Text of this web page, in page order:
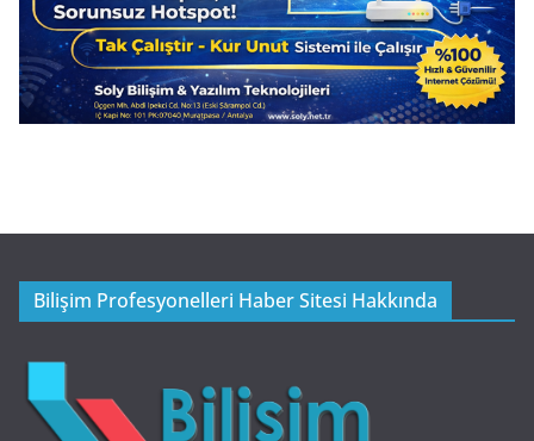
Bilişim Profesyonelleri Haber Sitesi Hakkında